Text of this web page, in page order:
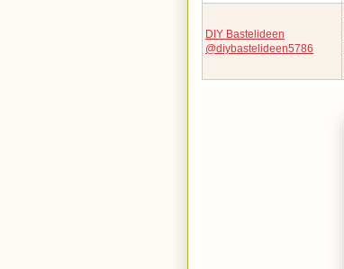
DIY Bastelideen
@diybastelideen5786